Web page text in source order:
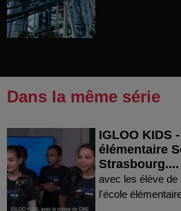
Dans la même série
IGLOO KIDS
élémentaire
Strasbourg....
avec les élève
l'école